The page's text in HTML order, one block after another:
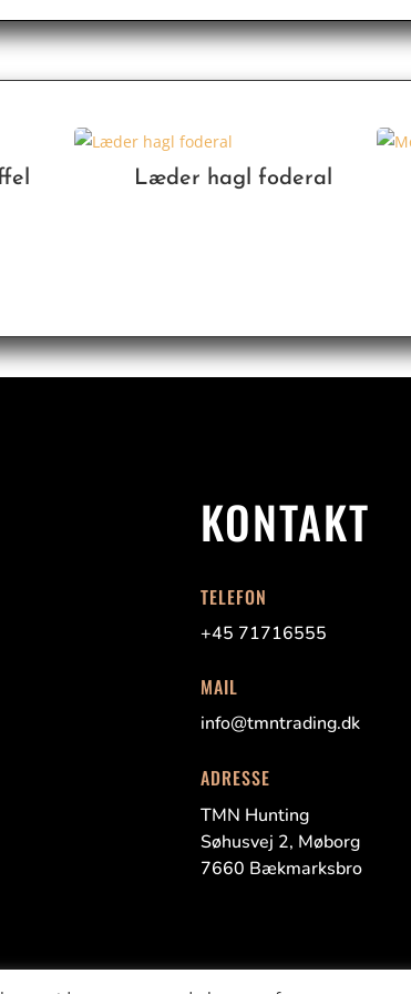
Læder hagl foderal
KONTAKT
TELEFON
+45 71716555
MAIL
info@tmntrading.dk
ADRESSE
TMN Hunting
Søhusvej 2, Møborg
7660 Bækmarksbro